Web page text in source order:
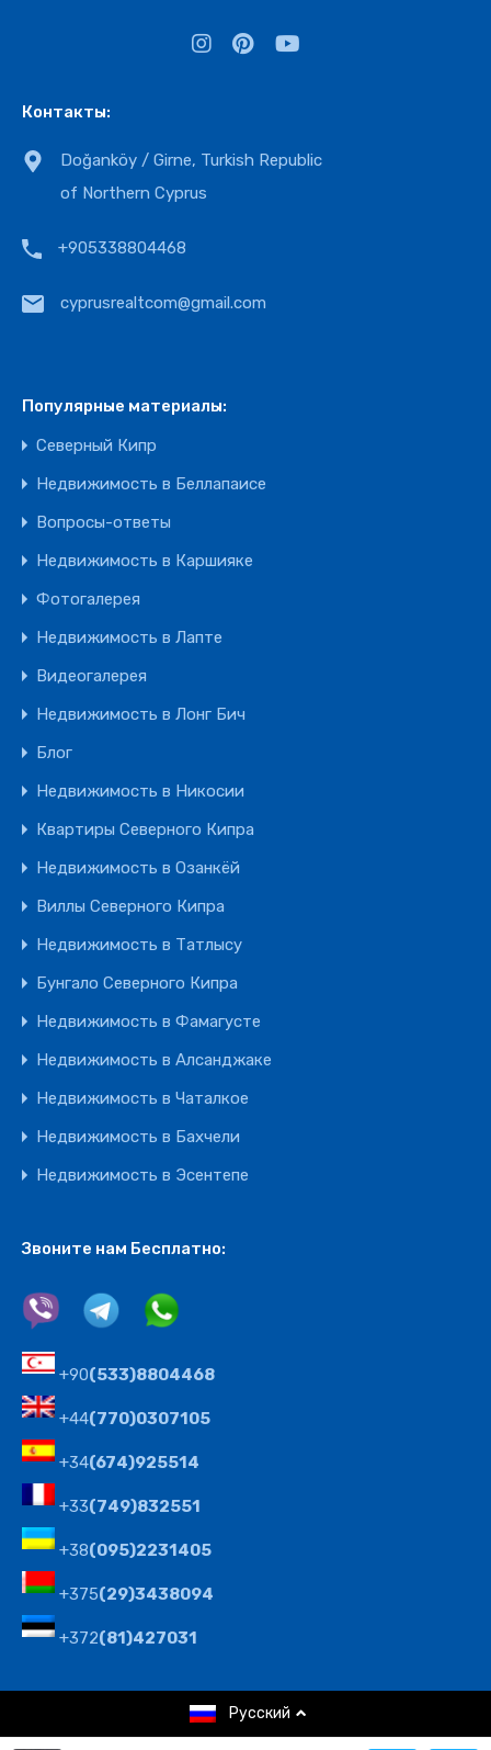
Контакты:
Doğanköy / Girne, Turkish Republic
of Northern Cyprus
+905338804468
cyprusrealtcom@gmail.com
Популярные материалы:
Северный Кипр
Недвижимость в Беллапаисе
Вопросы-ответы
Недвижимость в Каршияке
Фотогалерея
Недвижимость в Лапте
Видеогалерея
Недвижимость в Лонг Бич
Блог
Недвижимость в Никосии
Квартиры Северного Кипра
Недвижимость в Озанкёй
Виллы Северного Кипра
Недвижимость в Татлысу
Бунгало Северного Кипра
Недвижимость в Фамагусте
Недвижимость в Алсанджаке
Недвижимость в Чаталкое
Недвижимость в Бахчели
Недвижимость в Эсентепе
Звоните нам Бесплатно:
+90(533)8804468
+44(770)0307105
+34(674)925514
+33(749)832551
+38(095)2231405
+375(29)3438094
+372(81)427031
© 2008-2024 Агентство недвижимости Северного
Русский